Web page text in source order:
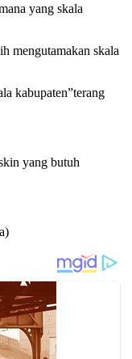
yang skala
mengutamakan skala
kabupaten”terang
yang butuh